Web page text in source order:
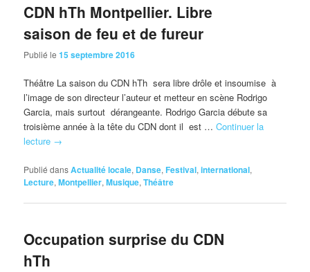
CDN hTh Montpellier. Libre
saison de feu et de fureur
Publié le15 septembre 2016
Théâtre La saison du CDN hTh sera libre drôle et insoumise à
l’image de son directeur l’auteur et metteur en scène Rodrigo
Garcia, mais surtout dérangeante. Rodrigo Garcia débute sa
troisième année à la tête du CDN dont il est …Continuer la
lecture →
Publié dansActualité locale, Danse,Festival,international,
Lecture,Montpellier,Musique,Théâtre
Occupation surprise du CDN
hTh